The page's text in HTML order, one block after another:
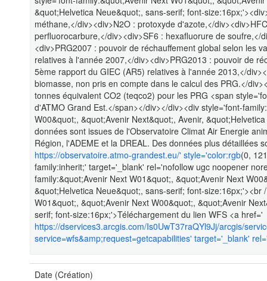
&quot;Helvetica Neue&quot;, sans-serif; font-
méthane,</div><div>N2O : protoxyde d'azote,</
perfluorocarbure,</div><div>SF6 : hexafluorure de soufre,</
<div>PRG2007 : pouvoir de réchauffement global selon les
relatives à l'année 2007,</div><div>PRG2013 : pouvoir de
5ème rapport du GIEC (AR5) relatives à l'année 2013,</
biomasse, non pris en compte dans le calcul des PRG.</
tonnes équivalent CO2 (teqco2) pour les PRG <span
d'ATMO Grand Est.</span></div></div><div style='font-
W00&quot;, &quot;Avenir Next&quot;, Avenir,
données sont issues de l'Observatoire Climat Air Energie
Région, l'ADEME et la DREAL. Des données plus détaillées
https://observatoire.atmo-grandest.eu/' style='color:rgb(0,
family:inherit;' target='_blank' rel='nofollow ugc noopener
family:&quot;Avenir Next W01&quot;, &quot;Avenir Next
&quot;Helvetica Neue&quot;, sans-serif; font-
W01&quot;, &quot;Avenir Next W00&quot;, &quot;Avenir
serif; font-size:16px;'>Téléchargement du lien WFS <a href='
https://dservices3.arcgis.com/Is0UwT37raQYl9Jj/arcgis/
service=wfs&amp;request=getcapabilities' target='_blank'
Date (Création)